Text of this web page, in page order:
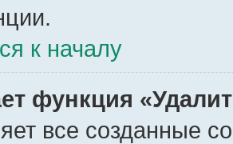
к началу
функция
все созданные